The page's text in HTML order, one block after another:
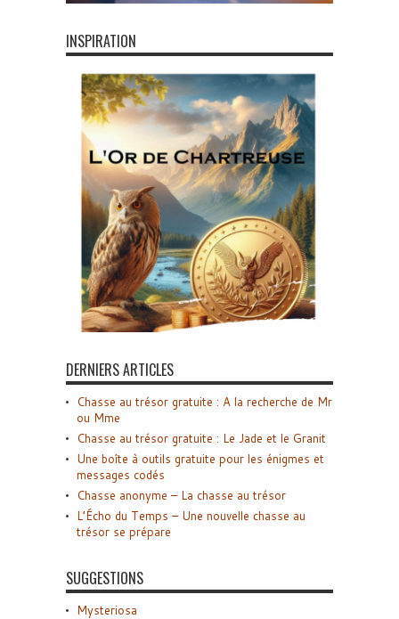
INSPIRATION
DERNIERS ARTICLES
Chasse au trésor gratuite : A la recherche de Mr
ou Mme
Chasse au trésor gratuite : Le Jade et le Granit
Une boîte à outils gratuite pour les énigmes et
messages codés
Chasse anonyme – La chasse au trésor
L’Écho du Temps – Une nouvelle chasse au
trésor se prépare
SUGGESTIONS
Mysteriosa